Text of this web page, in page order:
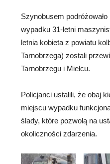
Szynobusem
wypadku 31-letni
letnia kobieta z powiatu
Tarnobrzega) zostali
Tarnobrzegu i Mielcu.
Policjanci ustalili, że obaj
miejscu wypadku
ślady, które pozwolą na
okoliczności zdarzenia.